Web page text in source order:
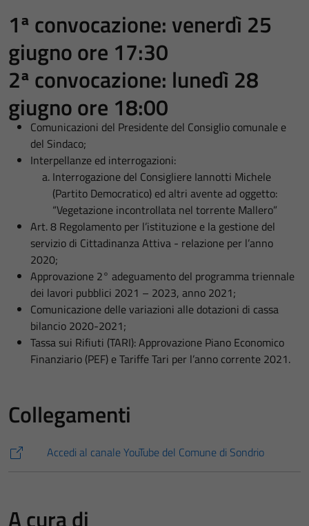
1ª convocazione: venerdì 25
giugno ore 17:30
2ª convocazione: lunedì 28
giugno ore 18:00
Comunicazioni del Presidente del Consiglio comunale e
del Sindaco;
Interpellanze ed interrogazioni:
Interrogazione del Consigliere Iannotti Michele
(Partito Democratico) ed altri avente ad oggetto:
“Vegetazione incontrollata nel torrente Mallero”
Art. 8 Regolamento per l’istituzione e la gestione del
servizio di Cittadinanza Attiva - relazione per l’anno
2020;
Approvazione 2° adeguamento del programma triennale
dei lavori pubblici 2021 – 2023, anno 2021;
Comunicazione delle variazioni alle dotazioni di cassa
bilancio 2020-2021;
Tassa sui Rifiuti (TARI): Approvazione Piano Economico
Finanziario (PEF) e Tariffe Tari per l’anno corrente 2021.
Collegamenti
Accedi al canale YouTube del Comune di Sondrio
A cura di